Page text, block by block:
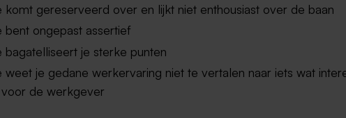
komt gereserveerd over en lijkt niet enthousiast over de baan
bent ongepast assertief
bagatelliseert je sterke punten
weet je gedane werkervaring niet te vertalen naar iets wat
voor de werkgever